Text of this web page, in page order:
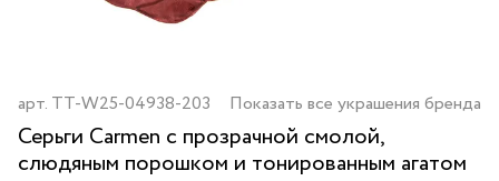
арт. TT-W25-04938-203 Показать все украшения бренда
Серьги Carmen с прозрачной смолой,
слюдяным порошком и тонированным агатом